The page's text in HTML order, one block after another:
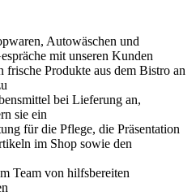
Autowäschen und
mit unseren Kunden
frische Produkte aus dem Bistro an
bei Lieferung an,
sie ein
für die Pflege, die Präsentation
im Shop sowie den
Team von hilfsbereiten